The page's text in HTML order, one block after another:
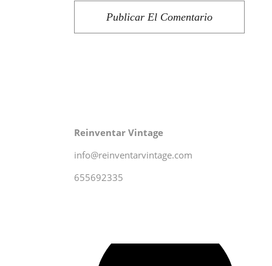
Publicar El Comentario
Reinventar Vintage
info@reinventarvintage.com
655692335